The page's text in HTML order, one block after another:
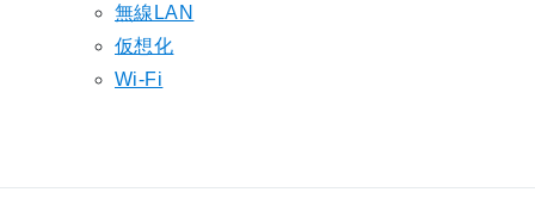
無線LAN
仮想化
Wi-Fi